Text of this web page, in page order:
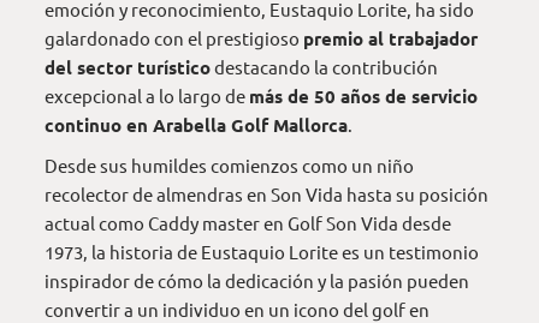
emoción y reconocimiento, Eustaquio Lorite, ha sido
galardonado con el prestigioso premio al trabajador
del sector turísticodestacando la contribución
excepcional a lo largo de más de 50 años de servicio
continuo en Arabella Golf Mallorca.
Desde sus humildes comienzos como un niño
recolector de almendras en Son Vida hasta su posición
actual como Caddy master en Golf Son Vida desde
1973, la historia de Eustaquio Lorite es un testimonio
inspirador de cómo la dedicación y la pasión pueden
convertir a un individuo en un icono del golf en